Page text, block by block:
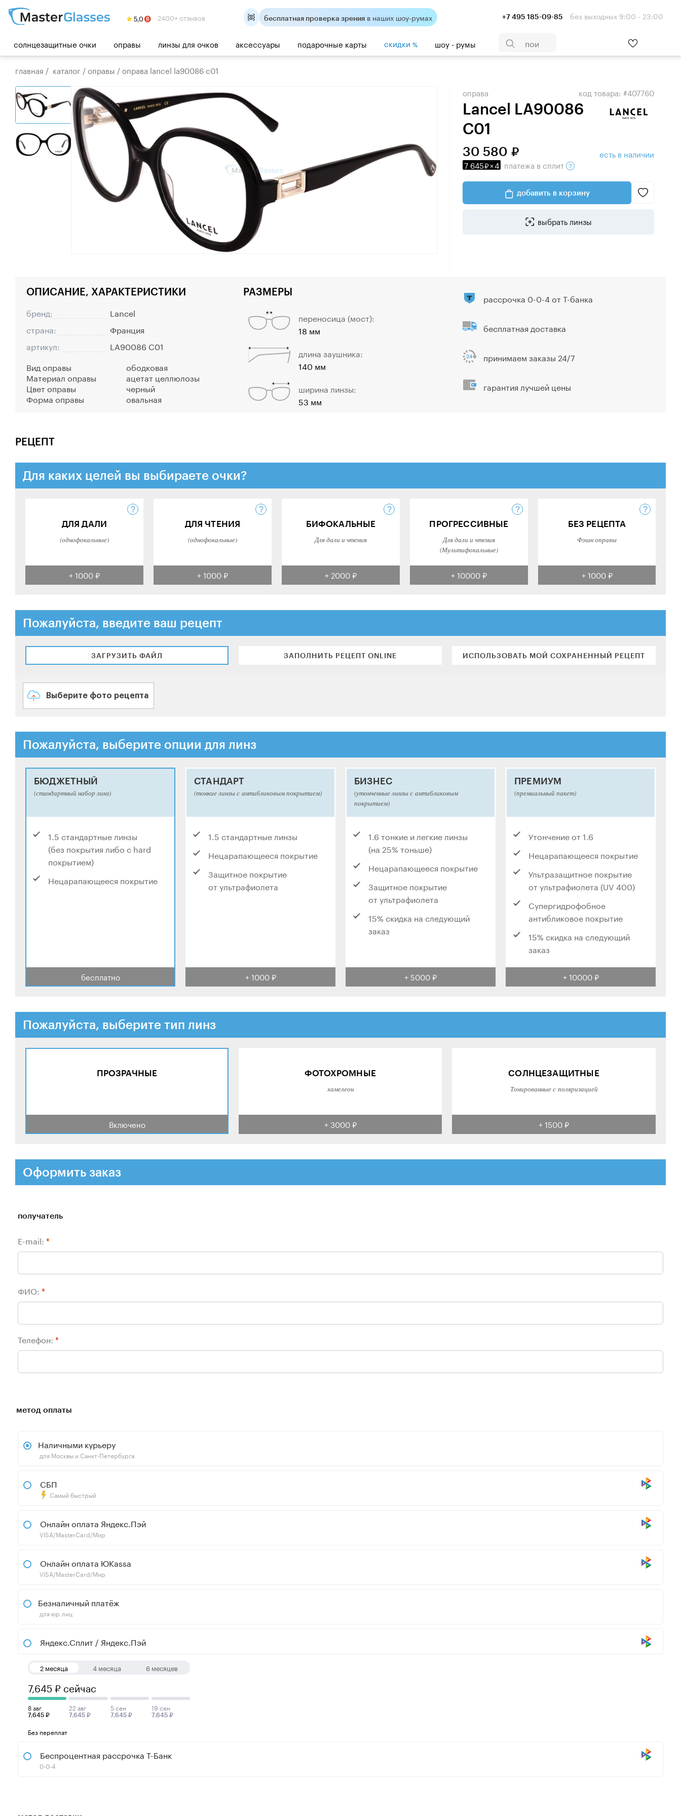
2400+ отзывов +7 495 185-09-85 без выходных 9:00 - 23:00
бесплатная проверка зрения в наших шоу-румах
солнцезащитные очки оправы линзы для очков аксессуары подарочные карты скидки % шоу - румы
главная / каталог /оправы /оправа lancel la90086 c01
оправа
Lancel LA90086
C01
код товара: #407760
30 580
7 645 ×4 платежа в сплит
есть в наличии
добавить в корзину
выбрать линзы
ОПИСАНИЕ, ХАРАКТЕРИСТИКИ
бренд:
Lancel
страна:
Франция
артикул:
LA90086 C01
Вид оправы
ободковая
Материал оправы
ацетат целлюлозы
Цвет оправы
черный
Форма оправы
овальная
РАЗМЕРЫ
переносица (мост):
18 мм
длина заушника:
140 мм
ширина линзы:
53 мм
рассрочка 0-0-4 от Т-банка
бесплатная доставка
принимаем заказы 24/7
гарантия лучшей цены
РЕЦЕПТ
Для каких целей вы выбираете очки?
ДЛЯ ДАЛИ
(однофокальные)
+ 1000 ₽
ДЛЯ ЧТЕНИЯ
(однофокальные)
+ 1000 ₽
БИФОКАЛЬНЫЕ
Для дали и чтения
+ 2000 ₽
ПРОГРЕССИВНЫЕ
Для дали и чтения
(Мультифокальные)
+ 10000 ₽
БЕЗ РЕЦЕПТА
Фэшн оправы
+ 1000 ₽
Пожалуйста, введите ваш рецепт
ЗАГРУЗИТЬ ФАЙЛ ЗАПОЛНИТЬ РЕЦЕПТ ONLINE ИСПОЛЬЗОВАТЬ МОЙ СОХРАНЕННЫЙ РЕЦЕПТ
Выберите фото рецепта
Пожалуйста, выберите опции для линз
БЮДЖЕТНЫЙ
(стандартный набор линз)
1.5 стандартные линзы
(без покрытия либо с hard
покрытием)
Нецарапающееся покрытие
бесплатно
СТАНДАРТ
(тонкие линзы с антибликовым покрытием)
1.5 стандартные линзы
Нецарапающееся покрытие
Защитное покрытие
от ультрафиолета
+ 1000 ₽
БИЗНЕС
(утонченные линзы с антибликовым
покрытием)
1.6 тонкие и легкие линзы
(на 25% тоньше)
Нецарапающееся покрытие
Защитное покрытие
от ультрафиолета
15% скидка на следующий
заказ
+ 5000 ₽
ПРЕМИУМ
(премиальный пакет)
Утончение от 1.6
Нецарапающееся покрытие
Ультразащитное покрытие
от ультрафиолета (UV 400)
Супергидрофобное
антибликовое покрытие
15% скидка на следующий
заказ
+ 10000 ₽
Пожалуйста, выберите тип линз
ПРОЗРАЧНЫЕ
Включено
ФОТОХРОМНЫЕ
хамелеон
+ 3000 ₽
СОЛНЦЕЗАЩИТНЫЕ
Тонированные с поляризацией
+ 1500 ₽
Оформить заказ
получатель
E-mail: *
ФИО: *
Телефон: *
метод оплаты
Наличными курьеру
для Москвы и Санкт-Петербурга
СБП
Самый быстрый
Онлайн оплата Яндекс.Пэй
VISA/MasterCard/Мир
Онлайн оплата ЮKassa
VISA/MasterCard/Мир
Безналичный платёж
для юр.лиц
Яндекс.Сплит / Яндекс.Пэй
2 месяца 4 месяца 6 месяцев
7,645 ₽ сейчас
8 авг
7,645 ₽
22 авг
7,645 ₽
5 сен
7,645 ₽
19 сен
7,645 ₽
Без переплат
Беспроцентная рассрочка Т-Банк
0-0-4